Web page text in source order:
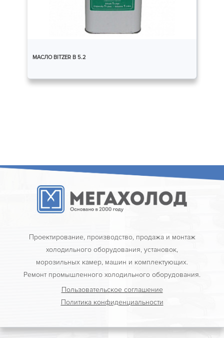
МАСЛО BITZER B 5.2
Проектирование, производство, продажа и монтаж
холодильного оборудования, установок,
морозильных камер, машин и комплектующих.
Ремонт промышленного холодильного оборудования.
Пользовательское соглашение
Политика конфиденциальности